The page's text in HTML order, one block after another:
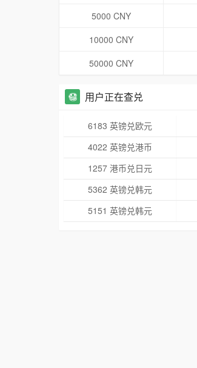
5000 CNY
10000 CNY
50000 CNY
用户正在查兑
6183 英镑兑欧元
4022 英镑兑港币
1257 港币兑日元
5362 英镑兑韩元
5151 英镑兑韩元